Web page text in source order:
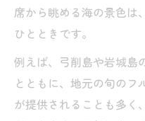
席から眺める海の景色は
ひとときです。
例えば、弓削島や岩城島
とともに、地元の旬のフ
が提供されることも多く